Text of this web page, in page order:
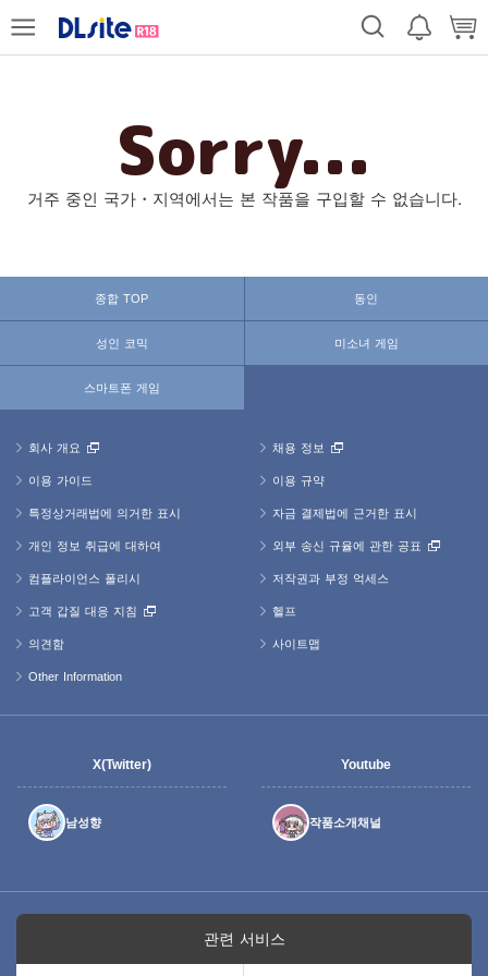
Sorry...
거주 중인 국가・지역에서는 본 작품을 구입할 수 없습니다.
종합 TOP 동인
성인 코믹 미소녀 게임
스마트폰 게임
회사 개요 채용 정보
이용 가이드 이용 규약
특정상거래법에 의거한 표시 자금 결제법에 근거한 표시
개인 정보 취급에 대하여 외부 송신 규율에 관한 공표
컴플라이언스 폴리시 저작권과 부정 억세스
고객 갑질 대응 지침 헬프
의견함 사이트맵
Other Information
X(Twitter)
남성향
Youtube
작품소개채널
관련 서비스